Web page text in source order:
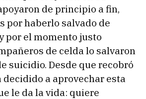
de principio a fin,
por haberlo salvado de
por el momento justo
de celda lo salvaron
suicidio. Desde que recobró
a aprovechar esta
le da la vida: quiere